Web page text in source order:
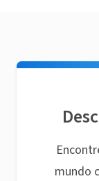
mundo